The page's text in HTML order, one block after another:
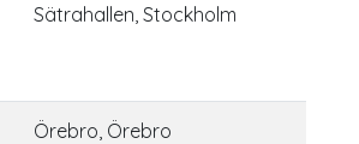
Sätrahallen, Stockholm
Örebro, Örebro